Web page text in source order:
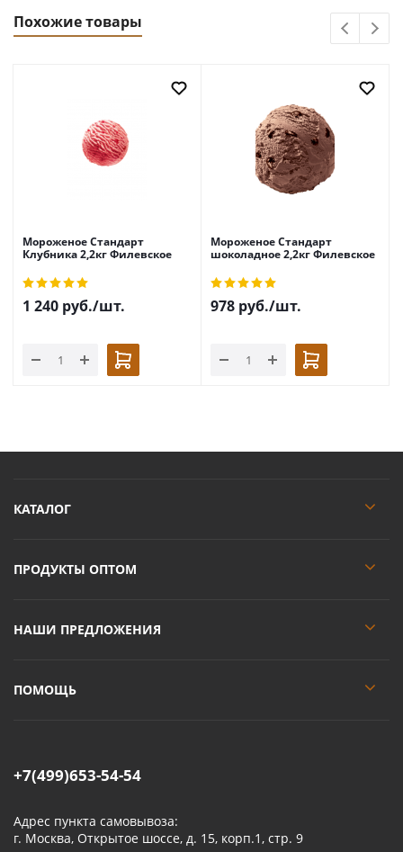
Похожие товары
Мороженое Стандарт
Клубника 2,2кг Филевское
1 240 руб./шт.
Мороженое Стандарт
шоколадное 2,2кг Филевское
978 руб./шт.
КАТАЛОГ
ПРОДУКТЫ ОПТОМ
НАШИ ПРЕДЛОЖЕНИЯ
ПОМОЩЬ
+7(499)653-54-54
Адрес пункта самовывоза:
г. Москва, Открытое шоссе, д. 15, корп.1, стр. 9